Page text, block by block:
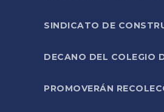
SINDICATO DE
DECANO DEL COLEGIO
PROMOVERÁN